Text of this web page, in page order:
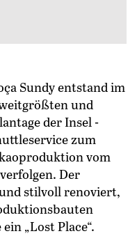
Sundy entstand im
und
der Insel
zum
vom
Der
stilvoll renoviert,
„Lost Place“.